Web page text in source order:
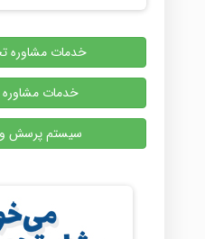
خدمات مشاوره
خدمات
سیستم پرسش